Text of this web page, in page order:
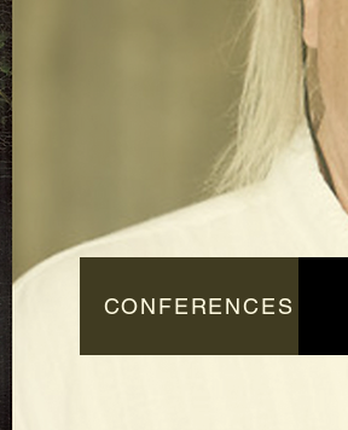
CONFERENCES